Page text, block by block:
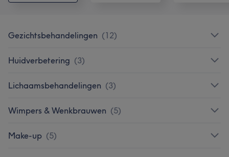
Gezichtsbehandelingen (12)
Huidverbetering (3)
Lichaamsbehandelingen (3)
Wimpers & Wenkbrauwen (5)
Make-up (5)